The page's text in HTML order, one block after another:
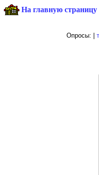
На главную
Опросы: |